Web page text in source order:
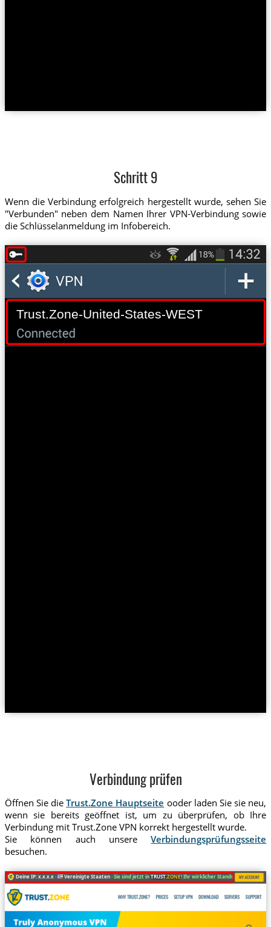
Schritt 9
Wenn die Verbindung erfolgreich hergestellt wurde, sehen Sie
"Verbunden" neben dem Namen Ihrer VPN-Verbindung sowie
die Schlüsselanmeldung im Infobereich.
Trust.Zone-United-States-WEST
Verbindung prüfen
Öffnen Sie dieTrust.Zone Hauptseite ooder laden Sie sie neu,
wenn sie bereits geöffnet ist, um zu überprüfen, ob Ihre
Verbindung mit Trust.Zone VPN korrekt hergestellt wurde.
Sie können auch unsereVerbindungsprüfungsseite
besuchen.
Deine IP: x.x.x.x · Vereinigte Staaten ·Sie sind jetzt inTRUST.ZONE! Ihr wirklicher Standort ist